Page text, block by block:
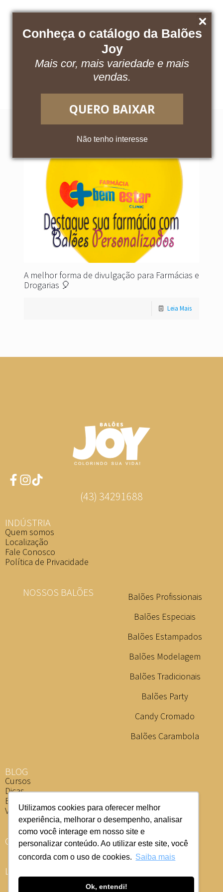
Conheça o catálogo da Balões
Joy
Mais cor, mais variedade e mais
vendas.
QUERO BAIXAR
Não tenho interesse
Utilizamos cookies para oferecer melhor
experiência, melhorar o desempenho, analisar
como você interage em nosso site e
personalizar conteúdo. Ao utilizar este site, você
concorda com o uso de cookies. Saiba mais
Ok, entendi!
Baixe nosso catálogo Acesse o App
A melhor forma de divulgação para Farmácias e
Drogarias 🎈
Leia Mais
(43) 34291688
INDÚSTRIA
Quem somos
Localização
Fale Conosco
Política de Privacidade
NOSSOS BALÕES
Balões Profissionais
Balões Especiais
Balões Estampados
Balões Modelagem
Balões Tradicionais
Balões Party
Candy Cromado
Balões Carambola
BLOG
Cursos
Dicas
Eventos
Vídeos
ONDE COMPRAR
LOJISTA